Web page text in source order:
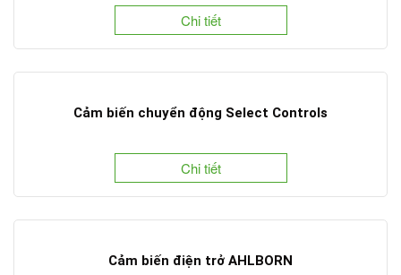
Chi tiết
Cảm biến chuyển động Select Controls
Chi tiết
Cảm biến điện trở AHLBORN